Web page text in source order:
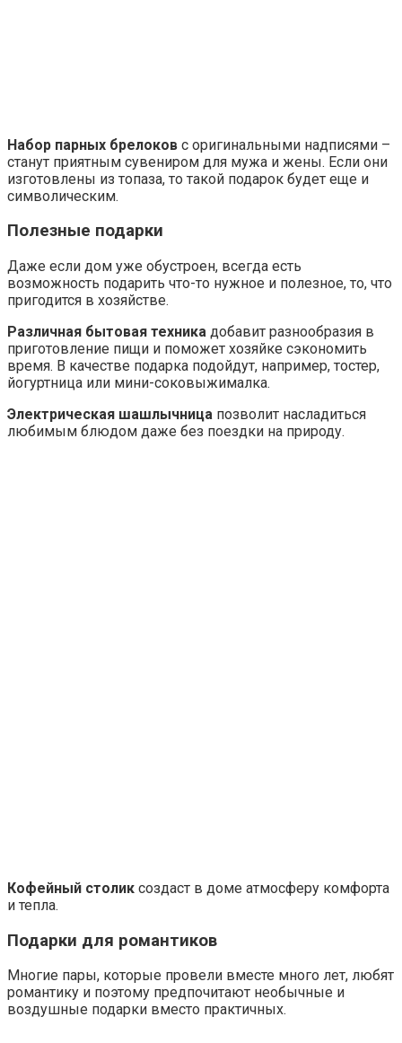
Набор парных брелоков с оригинальными надписями –
станут приятным сувениром для мужа и жены. Если они
изготовлены из топаза, то такой подарок будет еще и
символическим.
Полезные подарки
Даже если дом уже обустроен, всегда есть
возможность подарить что-то нужное и полезное, то, что
пригодится в хозяйстве.
Различная бытовая техника добавит разнообразия в
приготовление пищи и поможет хозяйке сэкономить
время. В качестве подарка подойдут, например, тостер,
йогуртница или мини-соковыжималка.
Электрическая шашлычница позволит насладиться
любимым блюдом даже без поездки на природу.
Кофейный столик создаст в доме атмосферу комфорта
и тепла.
Подарки для романтиков
Многие пары, которые провели вместе много лет, любят
романтику и поэтому предпочитают необычные и
воздушные подарки вместо практичных.